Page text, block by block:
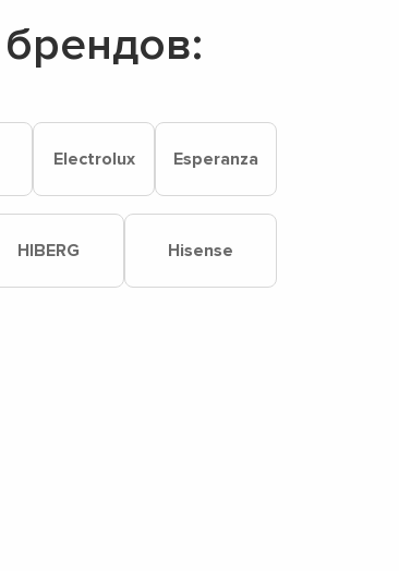
Electrolux Esperanza
HIBERG Hisense